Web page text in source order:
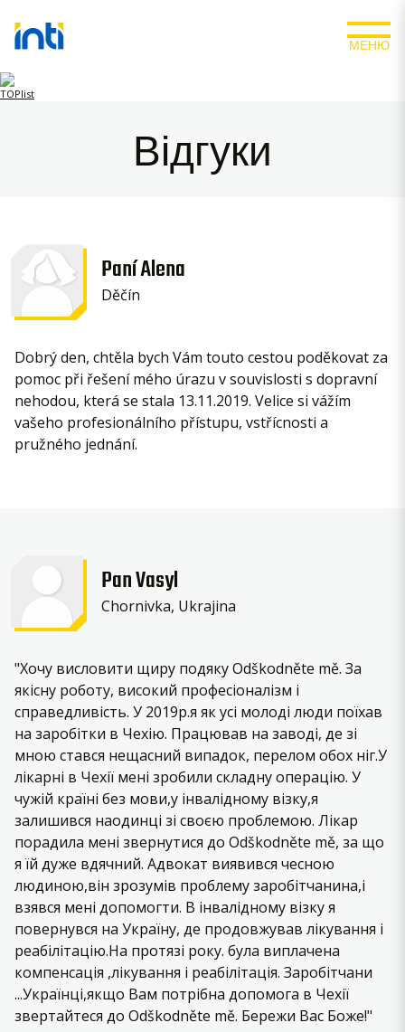
МЕНЮ
Відгуки
Paní Alena
Děčín
Dobrý den, chtěla bych Vám touto cestou poděkovat za
pomoc při řešení mého úrazu v souvislosti s dopravní
nehodou, která se stala 13.11.2019. Velice si vážím
vašeho profesionálního přístupu, vstřícnosti a
pružného jednání.
Pan Vasyl
Chornivka, Ukrajina
"Хочу висловити щиру подяку Odškodněte mě. За
якісну роботу, високий професіоналізм і
справедливість. У 2019р.я як усі молоді люди поїхав
на заробітки в Чехію. Працював на заводі, де зі
мною стався нещасний випадок, перелом обох ніг.У
лікарні в Чехії мені зробили складну операцію. У
чужій країні без мови,у інвалідному візку,я
залишився наодинці зі своєю проблемою. Лікар
порадила мені звернутися до Odškodněte mě, за що
я їй дуже вдячний. Адвокат виявився чесною
людиною,він зрозумів проблему заробітчанина,і
взявся мені допомогти. В інвалідному візку я
повернувся на Україну, де продовжував лікування і
реабілітацію.На протязі року. була виплачена
компенсація ,лікування і реабілітація. Заробітчани
...Українці,якщо Вам потрібна допомога в Чехії
звертайтеся до Odškodněte mě. Бережи Вас Боже!"